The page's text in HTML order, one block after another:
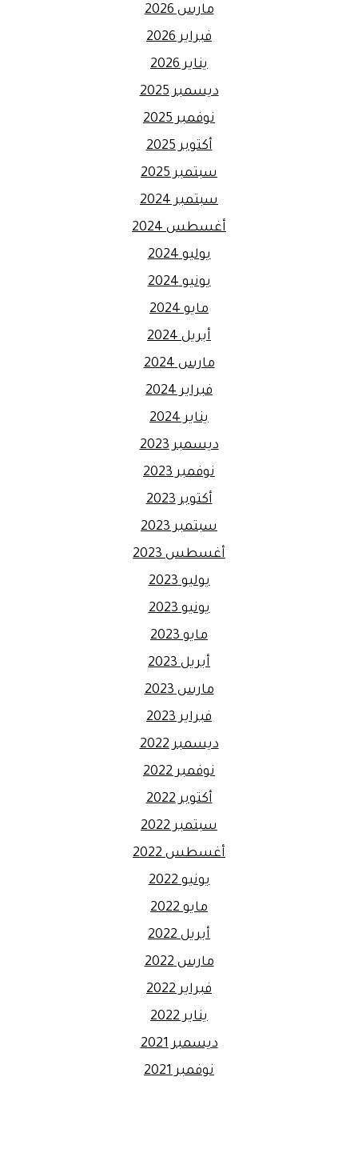
مارس 2026
فبراير 2026
يناير 2026
ديسمبر 2025
نوفمبر 2025
أكتوبر 2025
سبتمبر 2025
سبتمبر 2024
أغسطس 2024
يوليو 2024
يونيو 2024
مايو 2024
أبريل 2024
مارس 2024
فبراير 2024
يناير 2024
ديسمبر 2023
نوفمبر 2023
أكتوبر 2023
سبتمبر 2023
أغسطس 2023
يوليو 2023
يونيو 2023
مايو 2023
أبريل 2023
مارس 2023
فبراير 2023
ديسمبر 2022
نوفمبر 2022
أكتوبر 2022
سبتمبر 2022
أغسطس 2022
يونيو 2022
مايو 2022
أبريل 2022
مارس 2022
فبراير 2022
يناير 2022
ديسمبر 2021
نوفمبر 2021